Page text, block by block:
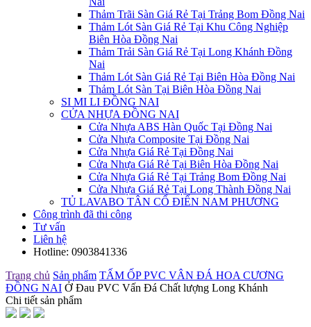
Thảm Trãi Sàn Giá Rẻ Tại Trảng Bom Đồng Nai
Thảm Lót Sàn Giá Rẻ Tại Khu Công Nghiệp
Biên Hòa Đồng Nai
Thảm Trải Sàn Giá Rẻ Tại Long Khánh Đồng
Nai
Thảm Lót Sàn Giá Rẻ Tại Biên Hòa Đồng Nai
Thảm Lót Sàn Tại Biên Hòa Đồng Nai
SI MI LI ĐỒNG NAI
CỬA NHỰA ĐỒNG NAI
Cửa Nhựa ABS Hàn Quốc Tại Đồng Nai
Cửa Nhựa Composite Tại Đồng Nai
Cửa Nhựa Giá Rẻ Tại Đồng Nai
Cửa Nhựa Giá Rẻ Tại Biên Hòa Đồng Nai
Cửa Nhựa Giá Rẻ Tại Trảng Bom Đồng Nai
Cửa Nhựa Giá Rẻ Tại Long Thành Đồng Nai
TỦ LAVABO TÂN CỔ ĐIỂN NAM PHƯƠNG
Công trình đã thi công
Tư vấn
Liên hệ
Hotline: 0903841336
Trang chủ Sản phẩm TẤM ỐP PVC VÂN ĐÁ HOA CƯƠNG
ĐỒNG NAI Ở Đau PVC Vấn Đá Chất lượng Long Khánh
Chi tiết sản phẩm